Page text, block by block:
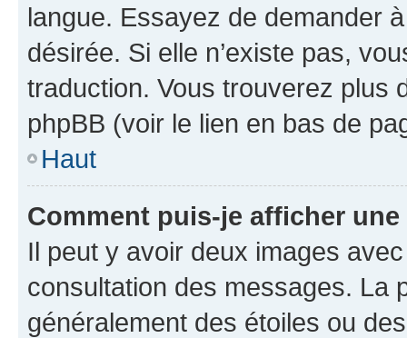
langue. Essayez de demander
désirée. Si elle n’existe pas,
traduction. Vous trouverez plus
phpBB (voir le lien en bas de
Haut
Comment puis-je afficher
Il peut y avoir deux images
consultation des messages. La
généralement des étoiles ou